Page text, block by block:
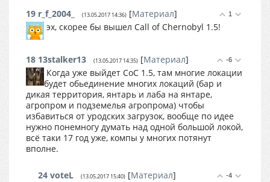
1
19 r_f_2004_ (13.05.2017 14:36) [Материал]
эх, скорее бы вышел Call of Chernobyl 1.5!
-6
18 13stalker13 (13.05.2017 14:35) [Материал]
Когда уже выйдет CoC 1.5, там многие локации
будет обьединение многих локаций (бар и
дикая территория, янтарь и лаба на янтаре,
агропром и подземелья агропрома) чтобы
избавиться от уродских загрузок, вообще по идее
нужно понемногу думать над одной большой локой,
всё таки 17 год уже, компы у многих потянут
вполне.
-4
24 voteL (13.05.2017 15:40) [Материал]